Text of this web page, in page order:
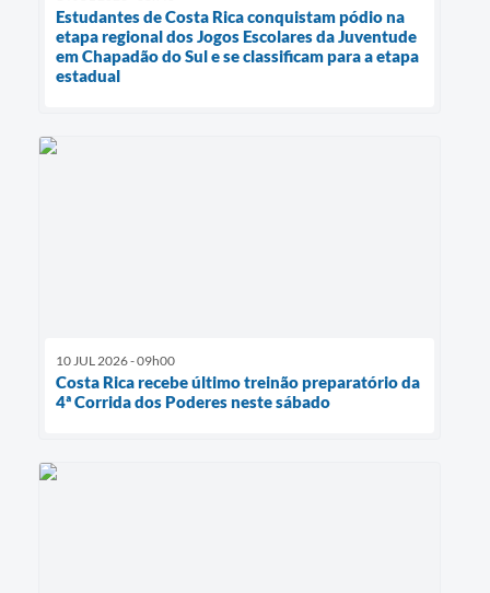
Estudantes de Costa Rica conquistam pódio na
etapa regional dos Jogos Escolares da Juventude
em Chapadão do Sul e se classificam para a etapa
estadual
10 JUL 2026 - 09h00
Costa Rica recebe último treinão preparatório da
4ª Corrida dos Poderes neste sábado